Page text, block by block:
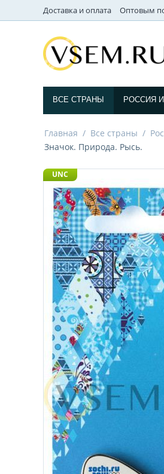
Доставка и оплата Оптовым
ВСЕ СТРАНЫ РОССИЯ
Главная / Все страны /
Значок. Природа. Рысь.
UNC